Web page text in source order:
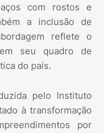
com rostos e
a inclusão de
reflete o
seu quadro de
do país.
pelo Instituto
à transformação
por